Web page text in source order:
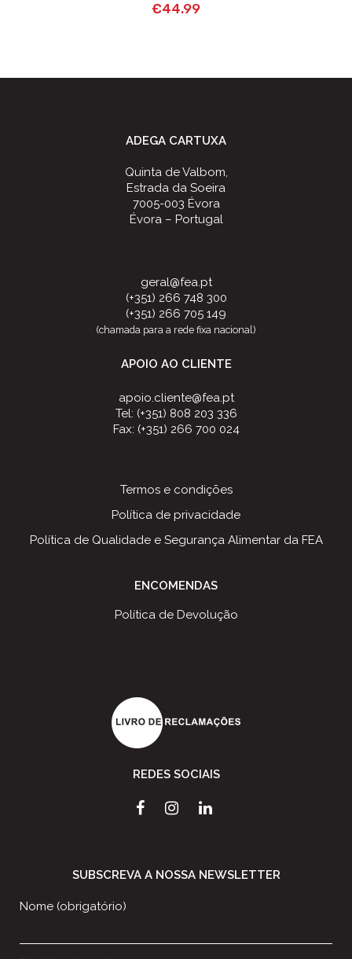
€44.99
ADEGA CARTUXA
Quinta de Valbom,
Estrada da Soeira
7005-003 Évora
Évora – Portugal
geral@fea.pt
(+351) 266 748 300
(+351) 266 705 149
(chamada para a rede fixa nacional)
APOIO AO CLIENTE
apoio.cliente@fea.pt
Tel: (+351) 808 203 336
Fax: (+351) 266 700 024
Termos e condições
Política de privacidade
Política de Qualidade e Segurança Alimentar da FEA
ENCOMENDAS
Política de Devolução
REDES SOCIAIS
SUBSCREVA A NOSSA NEWSLETTER
Nome (obrigatório)